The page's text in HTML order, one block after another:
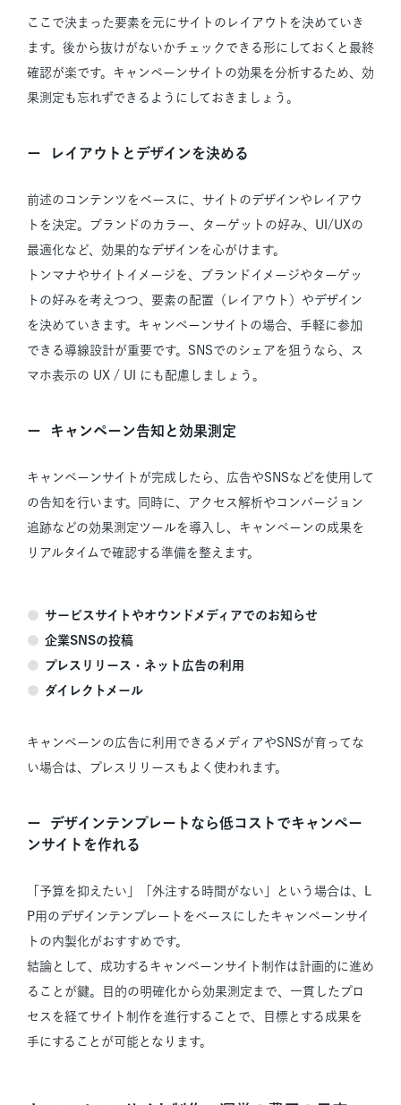
ここで決まった要素を元にサイトのレイアウトを決めていき
ます。後から抜けがないかチェックできる形にしておくと最終
確認が楽です。キャンペーンサイトの効果を分析するため、効
果測定も忘れずできるようにしておきましょう。
レイアウトとデザインを決める
前述のコンテンツをベースに、サイトのデザインやレイアウ
トを決定。ブランドのカラー、ターゲットの好み、UI/UXの
最適化など、効果的なデザインを心がけます。
トンマナやサイトイメージを、ブランドイメージやターゲッ
トの好みを考えつつ、要素の配置（レイアウト）やデザイン
を決めていきます。
キャンペーンサイトの場合、手軽に参加
できる導線設計が重要です。SNSでのシェアを狙うなら、ス
マホ表示の UX / UI にも配慮しましょう。
キャンペーン告知と効果測定
キャンペーンサイトが完成したら、広告やSNSなどを使用して
の告知を行います。同時に、アクセス解析やコンバージョン
追跡などの効果測定ツールを導入し、キャンペーンの成果を
リアルタイムで確認する準備を整えます。
サービスサイトやオウンドメディアでのお知らせ
企業SNSの投稿
プレスリリース・ネット広告の利用
ダイレクトメール
キャンペーンの広告に利用できるメディアやSNSが育ってな
い場合は、プレスリリースもよく使われます。
デザインテンプレートなら低コストでキャンペー
ンサイトを作れる
「予算を抑えたい」「外注する時間がない」という場合は、L
P用のデザインテンプレートをベースにしたキャンペーンサイ
トの内製化がおすすめです。
結論として、成功するキャンペーンサイト制作は計画的に進め
ることが鍵。目的の明確化から効果測定まで、一貫したプロ
セスを経てサイト制作を進行することで、目標とする成果を
手にすることが可能となります。